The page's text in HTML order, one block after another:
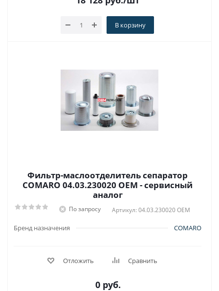
В корзину
Фильтр-маслоотделитель сепаратор
COMARO 04.03.230020 OEM - сервисный
аналог
По запросу Артикул: 04.03.230020 OEM
Бренд назначения COMARO
Отложить Сравнить
0 руб.